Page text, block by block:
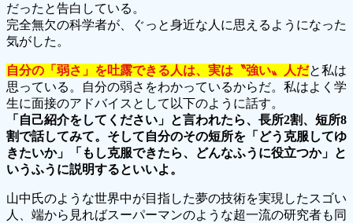
だったと告白している。
完全無欠の科学者が、ぐっと身近な人に思えるようになった
気がした。
自分の「弱さ」を吐露できる人は、実は〝強い〟人だと私は
思っている。自分の弱さをわかっているからだ。私はよく学
生に面接のアドバイスとして以下のように話す。
「自己紹介をしてください」と言われたら、長所2割、短所8
割で話してみて。そして自分のその短所を「どう克服してゆ
きたいか」「もし克服できたら、どんなふうに役立つか」と
いうふうに説明するといいよ。
山中氏のような世界中が目指した夢の技術を実現したスゴい
人、端から見ればスーパーマンのような超一流の研究者も同